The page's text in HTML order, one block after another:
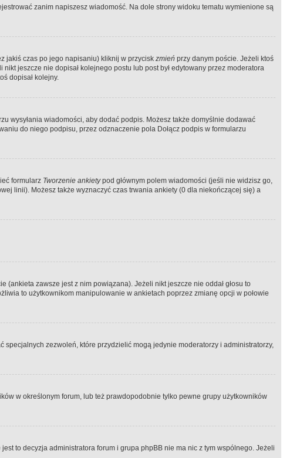
zanim napiszesz wiadomość. Na dole strony widoku tematu wymienione są
jakiś czas po jego napisaniu) kliknij w przycisk zmień przy danym poście. Jeżeli ktoś
jeszcze nie dopisał kolejnego postu lub post był edytowany przez moderatora
dopisał kolejny.
wysyłania wiadomości, aby dodać podpis. Możesz także domyślnie dodawać
do niego podpisu, przez odznaczenie pola Dołącz podpis w formularzu
formularz Tworzenie ankietypod głównym polem wiadomości (jeśli nie widzisz go,
linii). Możesz także wyznaczyć czas trwania ankiety (0 dla niekończącej się) a
zawsze jest z nim powiązana). Jeżeli nikt jeszcze nie oddał głosu to
to użytkownikom manipulowanie w ankietach poprzez zmianę opcji w połowie
zezwoleń, które przydzielić mogą jedynie moderatorzy i administratorzy,
w określonym forum, lub też prawdopodobnie tylko pewne grupy użytkowników
to decyzja administratora forum i grupa phpBB nie ma nic z tym wspólnego. Jeżeli